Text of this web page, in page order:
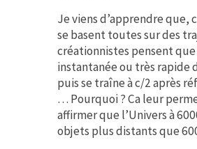
Je viens d’apprendre que,
se basent toutes sur des
créationnistes pensent
instantanée ou très rapide
puis se traîne à c/2 après
… Pourquoi ? Ca leur
affirmer que l’Univers à
objets plus distants que